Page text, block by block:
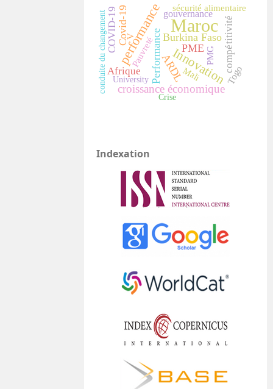
Maroc
performanceInnovation
croissance économique
PerformanceBurkina Faso
ARDL
PME
Covid-19
Afrique compétitivité
COVID-19 gouvernance
Togo
Pauvreté
V
Mali
PMG
sécurité alimentaire
University
conduite du changement
Crise
Indexation